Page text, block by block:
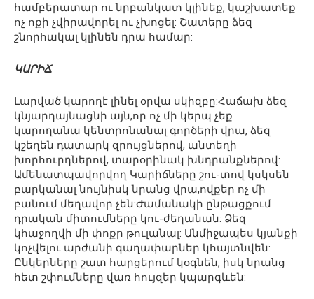
համբերատար ու նրբանկատ կլինեք, կաշխատեք
ոչ ոքի չվիրավորել ու չխոցել: Շատերը ձեզ
շնորհակալ կլինեն դրա համար:
ԿԱՐԻՃ
Լարված կարողէ լինել օրվա սկիզբը:Հաճախ ձեզ
կնյարդայնացնի այն,որ ոչ մի կերպ չեք
կարողանա կենտրոնանալ գործերի վրա, ձեզ
կշեղեն դատարկ զրույցներով, անտեղի
խորհուրդներով, տարօրինակ խնդրանքներով:
Ամենատպավորվող Կարիճները շու-տով կսկսեն
բարկանալ նույնիսկ նրանց վրա,ովքեր ոչ մի
բանում մեղավոր չեն:Ժամանակի ընթացքում
դրական միտումները կու-ժեղանան: Ձեզ
կհաջողվի մի փոքր թուլանալ: Անմիջապես կյանքի
կոչվելու արժանի գաղափարներ կհայտնվեն:
Ընկերները շատ հարցերում կօգնեն, իսկ նրանց
հետ շփումները վառ հույզեր կպարգևեն: